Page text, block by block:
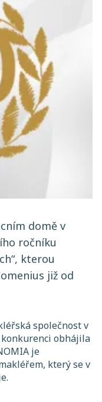
domě v
ročníku
kterou
již od
společnost v
konkurenci obhájila
je
který se v